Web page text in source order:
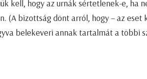
kell, hogy az urnák sértetlenek-e, ha
(A bizottság dönt arról, hogy – az
belekeveri annak tartalmát a többi